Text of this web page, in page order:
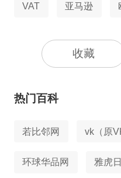
VAT 亚马逊
收藏
热门百科
若比邻网 vk（原
环球华品网 雅虎